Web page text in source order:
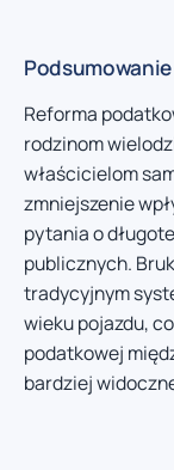
Podsumowanie
Reforma
rodzinom
właścicielom
zmniejszenie
pytania o
publicznych.
tradycyjnym
wieku pojazdu,
podatkowej
bardziej